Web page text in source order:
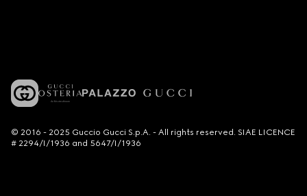
© 2016 - 2025 Guccio Gucci S.p.A. - All rights reserved. SIAE LICENCE
# 2294/I/1936 and 5647/I/1936